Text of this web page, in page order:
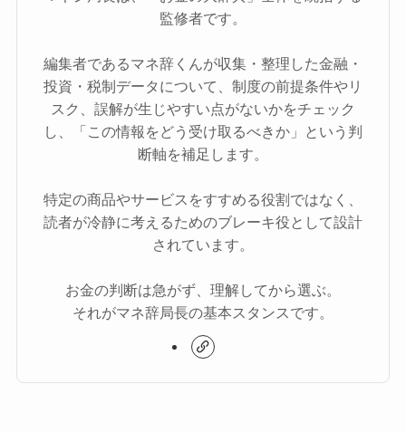
監修者です。
編集者であるマネ辞くんが収集・整理した金融・
投資・税制データについて、制度の前提条件やリ
スク、誤解が生じやすい点がないかをチェック
し、「この情報をどう受け取るべきか」という判
断軸を補足します。
特定の商品やサービスをすすめる役割ではなく、
読者が冷静に考えるためのブレーキ役として設計
されています。
お金の判断は急がず、理解してから選ぶ。
それがマネ辞局長の基本スタンスです。